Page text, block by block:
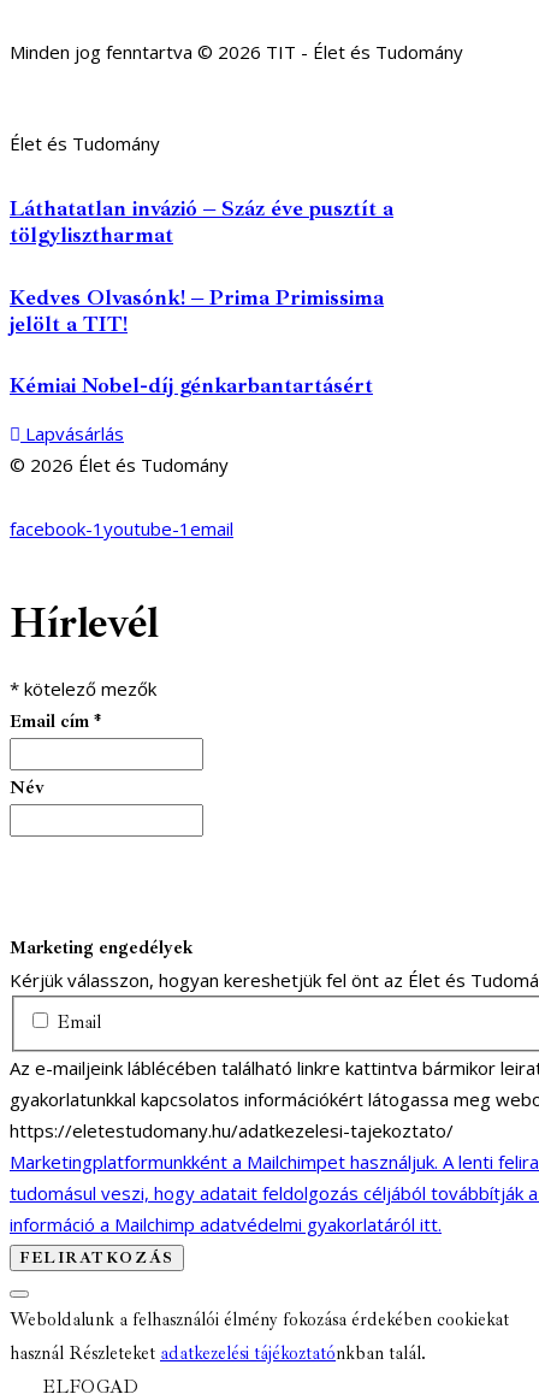
Minden jog fenntartva © 2026 TIT - Élet és Tudomány
Élet és Tudomány
Láthatatlan invázió – Száz éve pusztít a
tölgylisztharmat
Kedves Olvasónk! – Prima Primissima
jelölt a TIT!
Kémiai Nobel-díj génkarbantartásért
Lapvásárlás
© 2026 Élet és Tudomány
facebook-1 youtube-1 email
Hírlevél
* kötelező mezők
Email cím *
Név
Marketing engedélyek
Kérjük válasszon, hogyan kereshetjük fel önt az Élet és
Email
Az e-mailjeink láblécében található linkre kattintva bármikor
gyakorlatunkkal kapcsolatos információkért látogassa meg
https://eletestudomany.hu/adatkezelesi-tajekoztato/
Marketingplatformunkként a Mailchimpet használjuk. A lenti
tudomásul veszi, hogy adatait feldolgozás céljából továbbítják
információ a Mailchimp adatvédelmi gyakorlatáról itt.
Weboldalunk a felhasználói élmény fokozása érdekében cookiekat
használ Részleteket adatkezelési tájékoztatónkban talál.
ELFOGAD